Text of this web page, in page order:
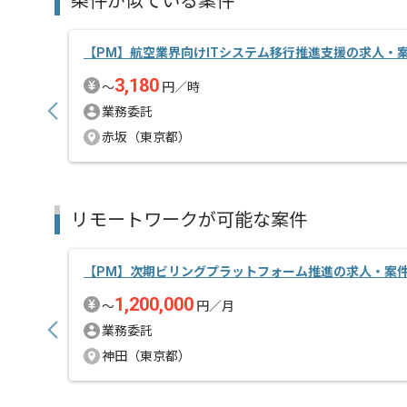
【PM】航空業界向けITシステム移行推進支援の求人・
〜3,180 円／時
業務委託
赤坂（東京都）
リモートワークが可能な案件
【PM】次期ビリングプラットフォーム推進の求人・案
〜1,200,000 円／月
業務委託
神田（東京都）